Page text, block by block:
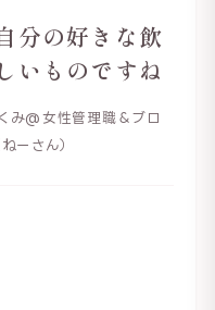
分の好きな飲
いものですね
み@女性管理職＆ブロ
ーさん）